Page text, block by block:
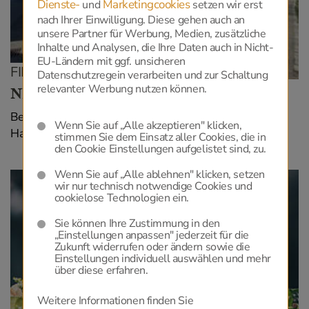
FILIALE 1140
NEUE FILIALE
Besuchen Sie uns in unserer neuen Filiale in 1140,
Hauptstraße 76. Öffnungszeiten siehehier.
Dienste- und Marketingcookiessetzen wir erst
nach Ihrer Einwilligung. Diese gehen auch an
unsere Partner für Werbung, Medien, zusätzliche
Inhalte und Analysen, die Ihre Daten auch in Nicht-
EU-Ländern mit ggf. unsicheren
Datenschutzregein verarbeiten und zur Schaltung
relevanter Werbung nutzen können.
Wenn Sie auf „Alle akzeptieren" klicken,
stimmen Sie dem Einsatz aller Cookies, die in
den Cookie Einstellungen aufgelistet sind, zu.
Wenn Sie auf „Alle ablehnen" klicken, setzen
wir nur technisch notwendige Cookies und
cookielose Technologien ein.
Sie können Ihre Zustimmung in den
„Einstellungen anpassen" jederzeit für die
Zukunft widerrufen oder ändern sowie die
Einstellungen individuell auswählen und mehr
über diese erfahren.
Weitere Informationen finden Sie